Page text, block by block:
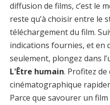
diffusion de films, c’est le
reste qu’à choisir entre le
téléchargement du film.
indications fournies, et en
seulement, plongez dans
L'Être humain. Profitez de
cinématographique
Parce que savourer un